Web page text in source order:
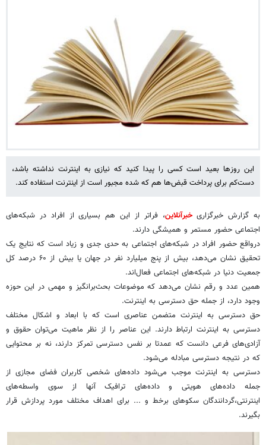
این روزها بعید است کسی را پیدا کنید که نیازی به اینترنت نداشته باشد،
دست‌کم برای پرداخت قبض‌ها هم که شده مجبور است از اینترنت استفاده کند.
به گزارش خبرگزاریخبرآنلاین، فراتر از این هم بسیاری از افراد در شبکه‌های
اجتماعی حضور مستمر و همیشگی دارند.
درواقع حضور افراد در شبکه‌های اجتماعی به حدی جدی و زیاد است که نتایج یک
تحقیق نشان می‌دهد، بیش از پنج میلیارد نفر در جهان یا بیش از ۶۰ درصد کل
جمعیت دنیا در شبکه‌های اجتماعی فعال‌اند.
همین عدد و رقم نشان می‌دهد که موضوعات بحث‌برانگیز و مهمی در این حوزه
وجود دارد، از جمله حق دسترسی به اینترنت.
حق دسترسی به اینترنت متضمن عناصری است که با ابعاد و اشکال مختلف
دسترسی به اینترنت ارتباط دارند. این عناصر را از نظر ماهیت می‌توان حقوق و
آزادی‌های فرعی دانست که عمدتا بر نفس دسترسی تمرکز دارند، نه بر محتوایی
که در نتیجه دسترسی مبادله می‌شود.
دسترسی به اینترنت موجب می‌شود داده‌های شخصی کاربران فضای مجازی از
جمله داده‌های هویتی و داده‌های ترافیک آنها از سوی واسطه‌های
اینترنتی،‌گردانندگان سکوهای برخط و ... برای اهداف مختلف مورد پردازش قرار
بگیرند.